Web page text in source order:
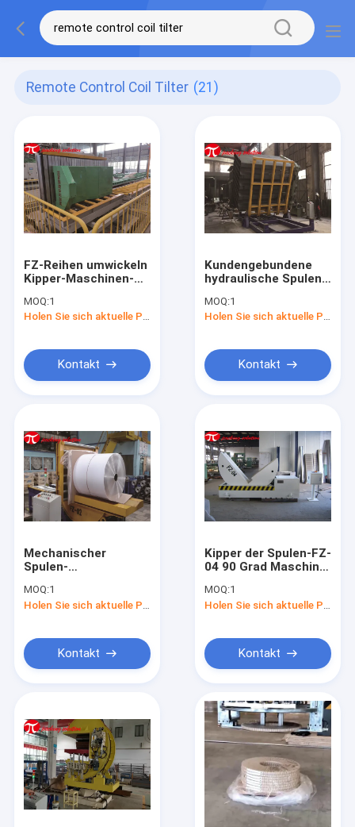
Remote Control Coil Tilter (21)
FZ-Reihen umwickeln
Kipper-Maschinen-
ladende Form
Upender mit
MOQ:1
Holen Sie sich aktuelle Preis
Kontakt
Kundengebundene
hydraulische Spulen-
Umsatz-Maschinen-
Form Upender-
MOQ:1
Holen Sie sich aktuelle Preis
Kontakt
Mechanischer
Spulen-
Umsatz-Maschinen-
Laden entsprechend
MOQ:1
Kontakt
Kipper der Spulen-FZ-
04 90 Grad Maschine
Durchmesser-
drehend Form-
MOQ:1
Kontakt